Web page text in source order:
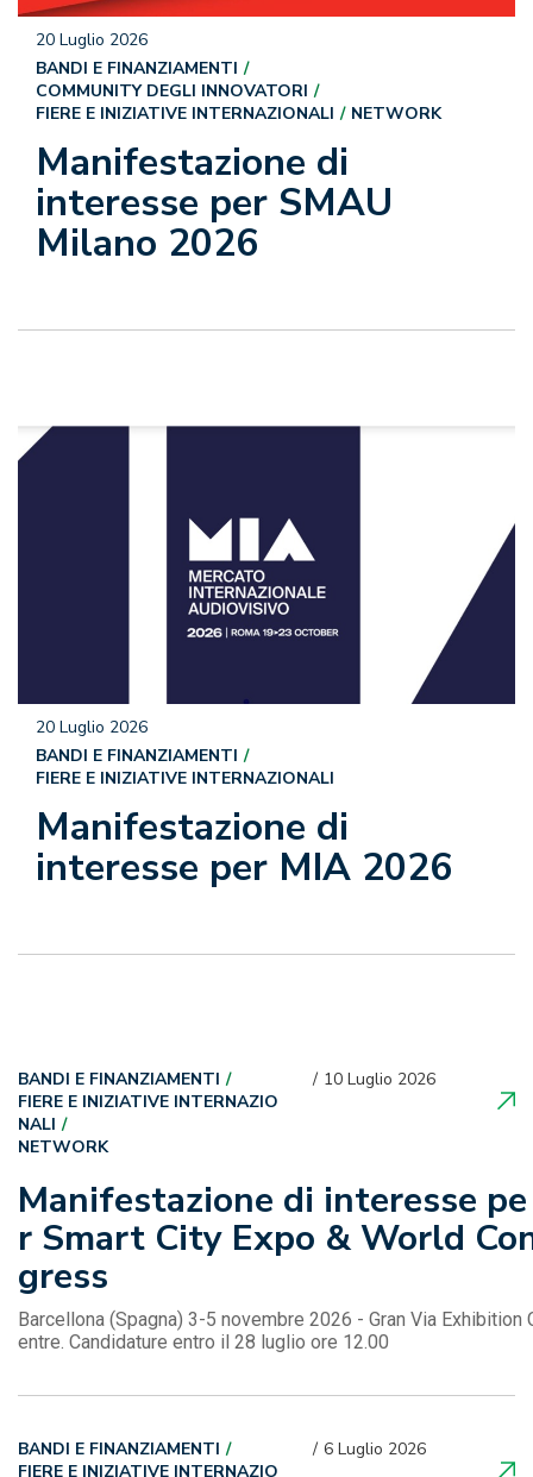
Manifestazione di
interesse per SMAU
Milano 2026
20 Luglio 2026
BANDI E FINANZIAMENTI
COMMUNITY DEGLI INNOVATORI
FIERE E INIZIATIVE INTERNAZIONALI
NETWORK
Manifestazione di
interesse per MIA 2026
20 Luglio 2026
BANDI E FINANZIAMENTI
FIERE E INIZIATIVE INTERNAZIONALI
Manifestazione di interesse pe
r Smart City Expo & World
gress
10 Luglio 2026
BANDI E FINANZIAMENTI
FIERE E INIZIATIVE INTERNAZIO
NALI
NETWORK
Barcellona (Spagna) 3-5 novembre 2026 - Gran Via Exhibition
entre. Candidature entro il 28 luglio ore 12.00
6 Luglio 2026
BANDI E FINANZIAMENTI
FIERE E INIZIATIVE INTERNAZIO